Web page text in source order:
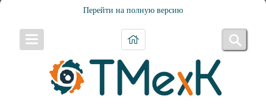
Перейти на полную версию